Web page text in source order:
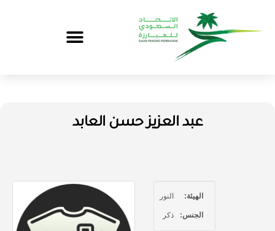
عبد العزيز حسن العابد
الهيئة: النور
الجنس: ذكر